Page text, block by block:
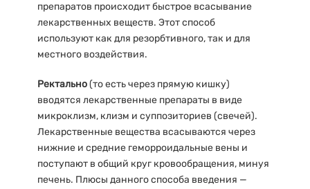
препаратов происходит быстрое всасывание
лекарственных веществ. Этот способ
используют как для резорбтивного, так и для
местного воздействия.
Ректально(то есть через прямую кишку)
вводятся лекарственные препараты в виде
микроклизм, клизм и суппозиториев (свечей).
Лекарственные вещества всасываются через
нижние и средние геморроидальные вены и
поступают в общий круг кровообращения, минуя
печень. Плюсы данного способа введения —